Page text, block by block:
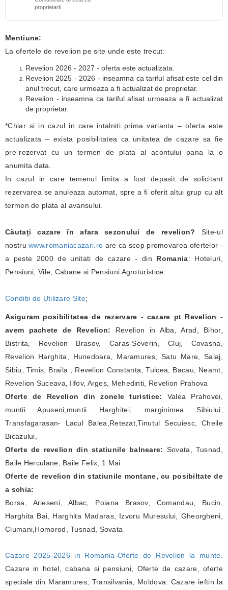
proprietarii
Mentiune:
La ofertele de revelion pe site unde este trecut:
Revelion 2026 - 2027 - oferta este actualizata.
Revelion 2025 - 2026 - inseamna ca tariful afisat este cel din
anul trecut, care urmeaza a fi actualizat de proprietar.
Revelion - inseamna ca tariful afisat urmeaza a fi actualizat
de proprietar.
*Chiar si in cazul in care intalniti prima varianta – oferta este
actualizata – exista posibilitatea ca unitatea de cazare sa fie
pre-rezervat cu un termen de plata al acontului pana la o
anumita data.
In cazul in care temenul limita a fost depasit de solicitant
rezervarea se anuleaza automat, spre a fi oferit altui grup cu alt
termen de plata al avansului.
Căutați cazare în afara sezonului de revelion? Site-ul
nostruwww.romaniacazari.ro are ca scop promovarea ofertelor -
a peste 2000 de unitati de cazare - din Romania: Hoteluri,
Pensiuni, Vile, Cabane si Pensiuni Agroturistice.
Conditii de Utilizare Site;
Asiguram posibilitatea de rezervare - cazare pt Revelion -
avem pachete de Revelion: Revelion in Alba, Arad, Bihor,
Bistrita, Revelion Brasov, Caras-Severin, Cluj, Covasna,
Revelion Harghita, Hunedoara, Maramures, Satu Mare, Salaj,
Sibiu, Timis, Braila , Revelion Constanta, Tulcea, Bacau, Neamt,
Revelion Suceava, Ilfov, Arges, Mehedinti, Revelion Prahova
Oferte de Revelion din zonele turistice: Valea Prahovei,
muntii Apuseni,muntii Harghitei, marginimea Sibiului,
Transfagarasan- Lacul Balea,Retezat,Tinutul Secuiesc, Cheile
Bicazului,
Oferte de revelion din statiunile balneare: Sovata, Tusnad,
Baile Herculane, Baile Felix, 1 Mai
Oferte de revelion din statiunile montane, cu posibiltate de
a schia:
Borsa, Arieseni, Albac, Poiana Brasov, Comandau, Bucin,
Harghita Bai, Harghita Madaras, Izvoru Muresului, Gheorgheni,
Ciumani,Homorod, Tusnad, Sovata
Cazare 2025-2026 in Romania-Oferte de Revelion la munte
Cazare in hotel, cabana si pensiuni, Oferte de cazare, oferte
speciale din Maramures, Transilvania, Moldova. Cazare ieftin la